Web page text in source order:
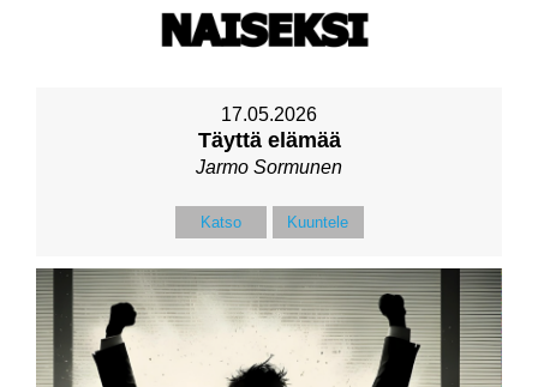
17.05.2026
Täyttä elämää
Jarmo Sormunen
Katso Kuuntele